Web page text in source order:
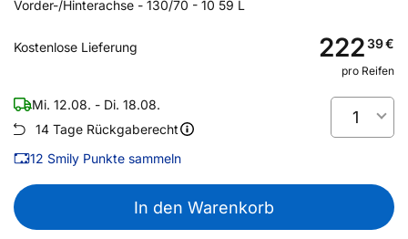
Vorder-/Hinterachse - 130/70 - 10 59 L
Kostenlose Lieferung 22239€
pro Reifen
Mi. 12.08. - Di. 18.08.
14 Tage Rückgaberecht
12 Smily Punkte sammeln
1
In den Warenkorb